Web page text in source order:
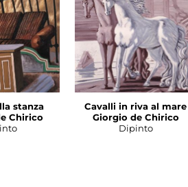
stanza
Chirico
Cavalli in riva al mare
Giorgio de Chirico
Dipinto